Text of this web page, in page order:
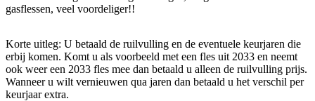
gasflessen, veel voordeliger!!
Korte uitleg: U betaald de ruilvulling en de eventuele keurjaren die
erbij komen. Komt u als voorbeeld met een fles uit 2033 en neemt
ook weer een 2033 fles mee dan betaald u alleen de ruilvulling prijs.
Wanneer u wilt vernieuwen qua jaren dan betaald u het verschil per
keurjaar extra.